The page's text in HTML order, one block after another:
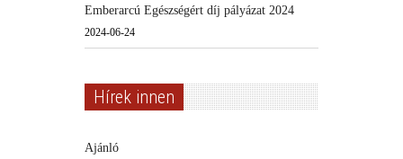
Emberarcú Egészségért díj pályázat 2024
2024-06-24
Hírek innen
Ajánló